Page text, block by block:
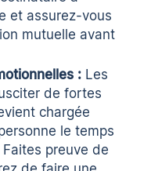
et assurez-vous
mutuelle avant
: Les
de fortes
chargée
le temps
preuve de